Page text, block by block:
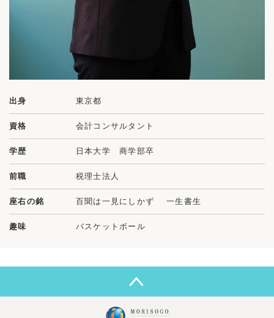
出身 東京都
資格 会計コンサルタント
学歴 日本大学 商学部卒
前職 税理士法人
座右の銘 百聞は一見にしかず 一生書生
趣味 バスケットボール